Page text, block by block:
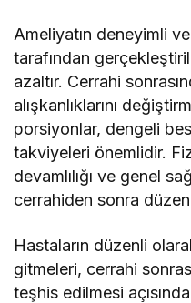
Ameliyatın deneyimli
tarafından
azaltır. Cerrahi
alışkanlıklarını
porsiyonlar, dengeli
takviyeleri önemlidir.
devamlılığı ve genel
cerrahiden sonra
Hastaların düzenli
gitmeleri, cerrahi
teşhis edilmesi